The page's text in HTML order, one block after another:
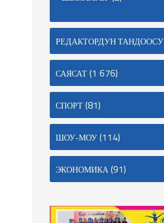
РЕДАКТОРДУН ТАНДООСУ
САЯСАТ(1 676)
СПОРТ(81)
ШОУ-МОУ(114)
ЭКОНОМИКА(91)